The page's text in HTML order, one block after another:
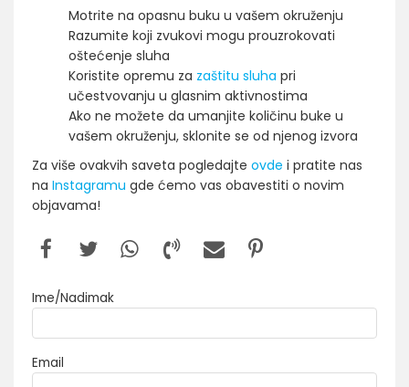
Motrite na opasnu buku u vašem okruženju
Razumite koji zvukovi mogu prouzrokovati
oštećenje sluha
Koristite opremu za zaštitu sluha pri
učestvovanju u glasnim aktivnostima
Ako ne možete da umanjite količinu buke u
vašem okruženju, sklonite se od njenog izvora
Za više ovakvih saveta pogledajte ovde i pratite nas
na Instagramu gde ćemo vas obavestiti o novim
objavama!
Ime/Nadimak
Email